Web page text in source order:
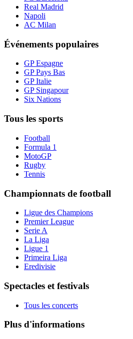
Real Madrid
Napoli
AC Milan
Événements populaires
GP Espagne
GP Pays Bas
GP Italie
GP Singapour
Six Nations
Tous les sports
Football
Formula 1
MotoGP
Rugby
Tennis
Championnats de football
Ligue des Champions
Premier League
Serie A
La Liga
Ligue 1
Primeira Liga
Eredivisie
Spectacles et festivals
Tous les concerts
Plus d'informations